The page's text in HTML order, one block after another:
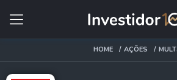
HOME AÇÕES